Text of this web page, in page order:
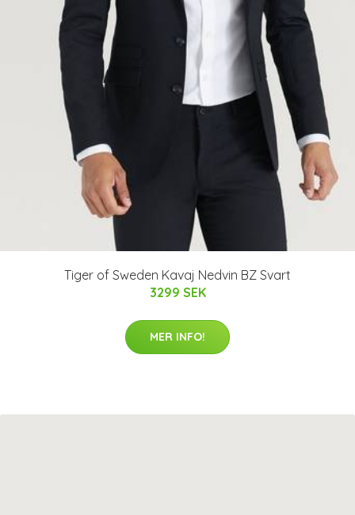
Tiger of Sweden Kavaj Nedvin BZ Svart
3299 SEK
MER INFO!